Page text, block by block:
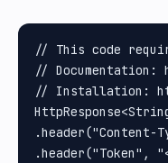
// This code
//
// Installation:
.header("Token",